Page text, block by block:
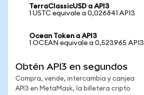
TerraClassicUSD a API3
1 USTC equivale a 0,026841 API3
Ocean Token a API3
1 OCEAN equivale a 0,523965 API3
Obtén API3 en segundos
Compra, vende, intercambia y canjea
API3 en MetaMask, la billetera cripto